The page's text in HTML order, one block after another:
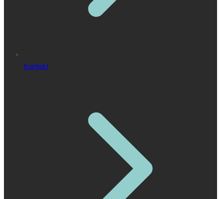
Kontakt